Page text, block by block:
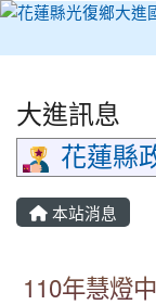
大進訊息
花蓮縣
本站消息
110年慧燈